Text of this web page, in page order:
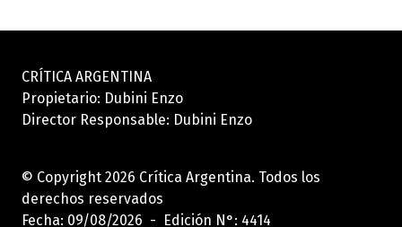
CRÍTICA ARGENTINA
Propietario: Dubini Enzo
Director Responsable: Dubini Enzo
© Copyright 2026 Crítica Argentina. Todos los
derechos reservados
Fecha: 09/08/2026 - Edición N°: 4414